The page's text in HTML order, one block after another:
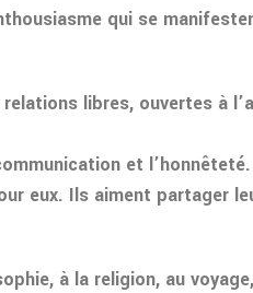
qui se
libres, ouvertes à
et
eux. Ils aiment partager
à la religion, au